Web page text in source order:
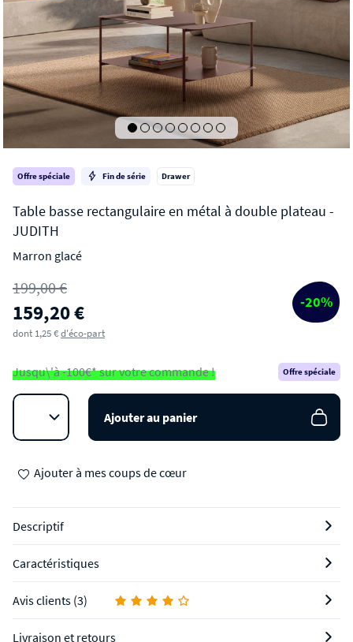
Offre spéciale Fin de série Drawer
JUDITH
Table basse rectangulaire en métal à double
plateau
Marron glacé
199,00 €
159,20 € -20%
dont 1,25 €d'éco-part
Jusqu\'à -100€* sur votre commande ! Offre spéciale
Ajouter au panier
Ajouter à mes coups de cœur
Descriptif
Caractéristiques
Avis clients (3)
Livraison et retours